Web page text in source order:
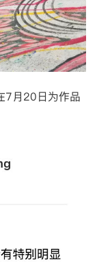
7月20日为作品